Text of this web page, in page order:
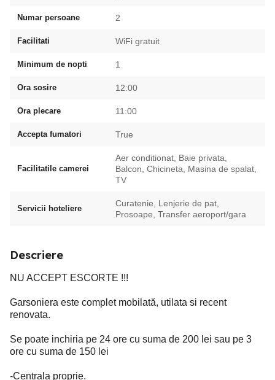
Numar persoane 2
Facilitati WiFi gratuit
Minimum de nopti 1
Ora sosire 12:00
Ora plecare 11:00
Accepta fumatori True
Facilitatile camerei
Aer conditionat, Baie privata,
Balcon, Chicineta, Masina de spalat,
TV
Servicii hoteliere
Curatenie, Lenjerie de pat,
Prosoape, Transfer aeroport/gara
Descriere
NU ACCEPT ESCORTE !!!
Garsoniera este complet mobilată, utilata si recent
renovata.
Se poate inchiria pe 24 ore cu suma de 200 lei sau pe 3
ore cu suma de 150 lei
-Centrala proprie.